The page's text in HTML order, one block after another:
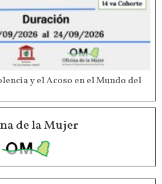
y el Acoso en el Mundo del
de la Mujer